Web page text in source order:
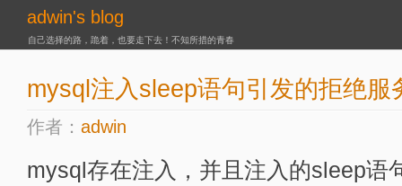
adwin's blog
自己选择的路，跪着，也要走下去！不知所措的青春
mysql注入sleep语句引发的拒绝服
作者： adwin
mysql存在注入，并且注入的sleep语